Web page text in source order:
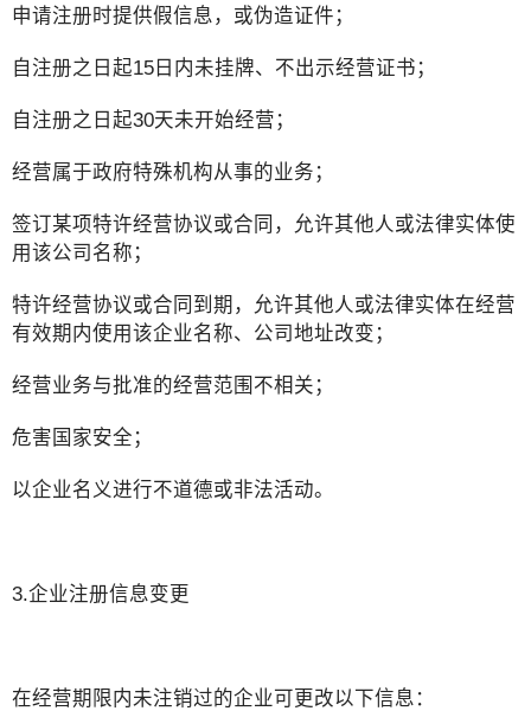
申请注册时提供假信息，或伪造证件；
自注册之日起15日内未挂牌、不出示经营证书；
自注册之日起30天未开始经营；
经营属于政府特殊机构从事的业务；
签订某项特许经营协议或合同，允许其他人或法律实体使
用该公司名称；
特许经营协议或合同到期，允许其他人或法律实体在经营
有效期内使用该企业名称、公司地址改变；
经营业务与批准的经营范围不相关；
危害国家安全；
以企业名义进行不道德或非法活动。
3.企业注册信息变更
在经营期限内未注销过的企业可更改以下信息：